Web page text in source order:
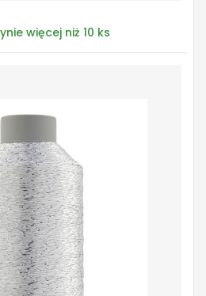
więcej niż 10 ks